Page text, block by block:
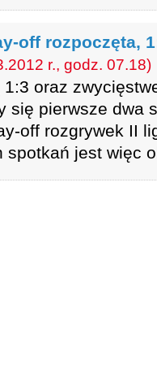
off rozpoczęta,
r., godz. 07.18)
1:3 oraz
się pierwsze dwa
off rozgrywek II
spotkań jest więc